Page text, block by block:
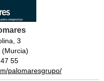
3
(Murcia)
55
palomaresgrupo/